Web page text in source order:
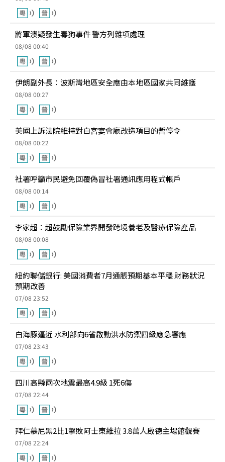
將軍澳疑發生毒狗事件 警方列雜項處理
08/08 00:40
伊朗副外長：波斯灣地區安全應由本地區國家共同維護
08/08 00:27
美國上訴法院維持對白宮宴會廳改造項目的暫停令
08/08 00:22
社署呼籲市民避免回覆偽冒社署通訊應用程式帳戶
08/08 00:14
李家超：超鼓勵保險業界開發跨境養老及醫療保險產品
08/08 00:08
紐約聯儲銀行: 美國消費者7月通脹預期基本平穩 財務狀況
預期改善
07/08 23:52
白海豚逼近 水利部向6省啟動洪水防禦四級應急響應
07/08 23:43
四川高縣兩次地震最高4.9級 1死6傷
07/08 22:44
拜仁慕尼黑2比1擊敗阿士東維拉 3.8萬人啟德主場館觀賽
07/08 22:24